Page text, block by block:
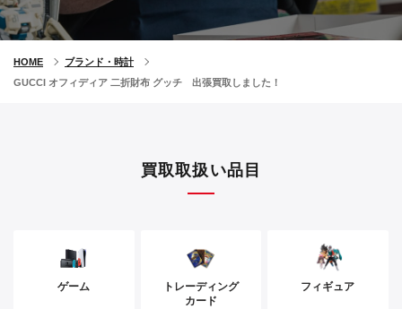
HOME
ブランド・時計
GUCCI オフィディア 二折財布 グッチ 出張買取しました！
買取取扱い品目
ゲーム
トレーディング
カード
フィギュア